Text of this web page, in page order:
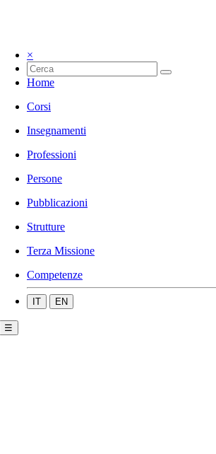
×
Home
Corsi
Insegnamenti
Professioni
Persone
Pubblicazioni
Strutture
Terza Missione
Competenze
IT EN
☰